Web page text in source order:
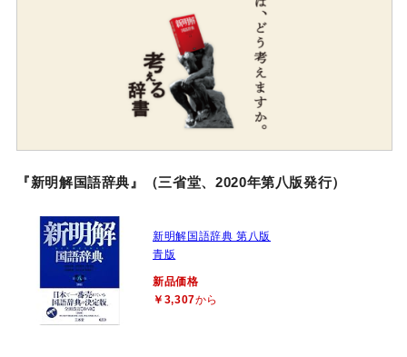
『新明解国語辞典』（三省堂、2020年第八版発行）
新明解国語辞典 第八版
青版
新品価格
￥3,307から